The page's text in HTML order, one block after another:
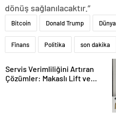
dönüş sağlanılacaktır.”
Bitcoin Donald Trump Dünya
Finans Politika son dakika
Servis Verimliliğini Artıran
Çözümler: Makaslı Lift ve